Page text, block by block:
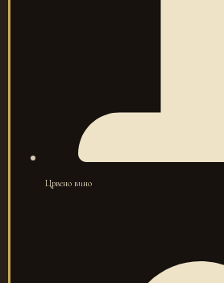
Црвено вино